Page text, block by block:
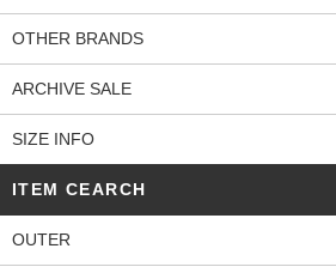
OTHER BRANDS
ARCHIVE SALE
SIZE INFO
ITEM CEARCH
OUTER